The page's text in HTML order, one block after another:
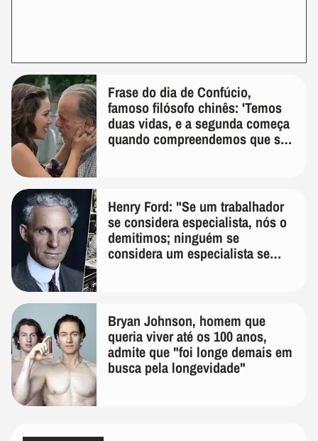
Frase do dia de Confúcio,
famoso filósofo chinês: 'Temos
duas vidas, e a segunda começa
quando compreendemos que só
Henry Ford: "Se um trabalhador
se considera especialista, nós o
demitimos; ninguém se
considera um especialista se
Bryan Johnson, homem que
queria viver até os 100 anos,
admite que "foi longe demais em
busca pela longevidade"